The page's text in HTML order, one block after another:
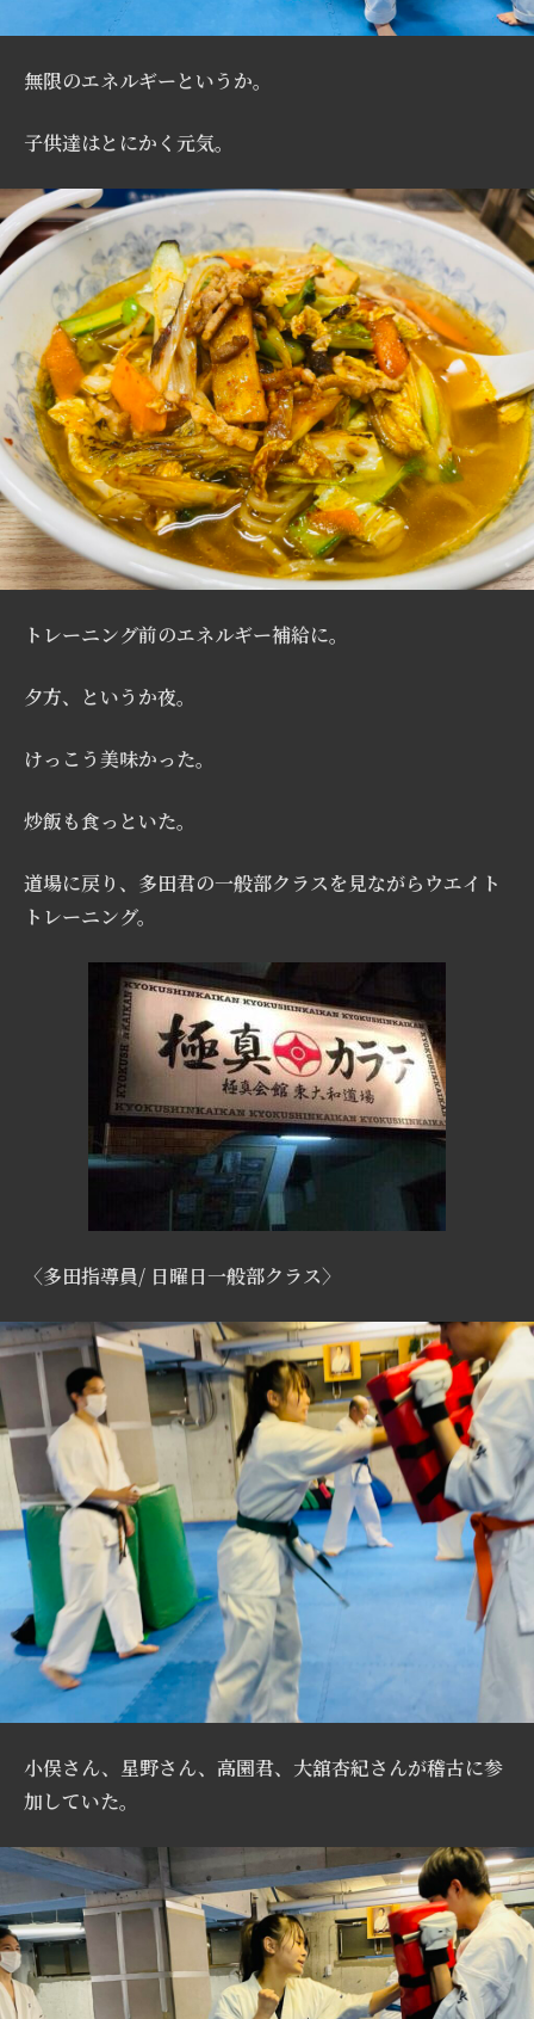
無限のエネルギーというか。
子供達はとにかく元気。
トレーニング前のエネルギー補給に。
夕方、というか夜。
けっこう美味かった。
炒飯も食っといた。
道場に戻り、多田君の一般部クラスを見ながらウエイト
トレーニング。
〈多田指導員/ 日曜日一般部クラス〉
小俣さん、星野さん、高園君、大舘杏紀さんが稽古に参
加していた。